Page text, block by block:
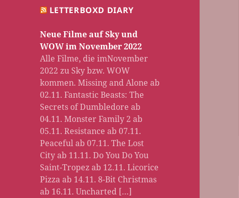
LETTERBOXD DIARY
Neue Filme auf Sky und
WOW im November 2022
Alle Filme, die imNovember
2022 zu Sky bzw. WOW
kommen. Missing and Alone ab
02.11. Fantastic Beasts: The
Secrets of Dumbledore ab
04.11. Monster Family 2 ab
05.11. Resistance ab 07.11.
Peaceful ab 07.11. The Lost
City ab 11.11. Do You Do You
Saint-Tropez ab 12.11. Licorice
Pizza ab 14.11. 8-Bit Christmas
ab 16.11. Uncharted […]